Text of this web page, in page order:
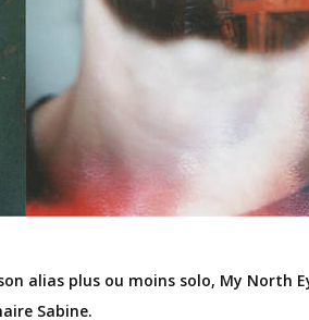
alias plus ou moins solo, My North
Sabine.